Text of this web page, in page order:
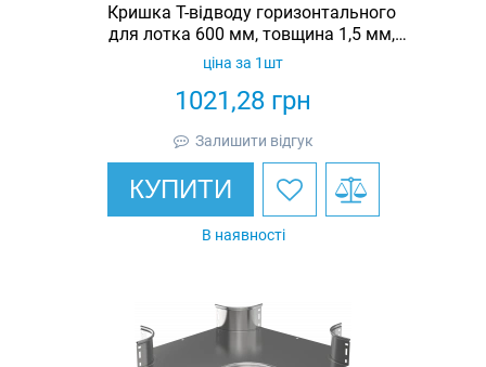
Кришка Т-відводу горизонтального
для лотка 600 мм, товщина 1,5 мм,
гарячеоцинкована, Eurotray
1021,28 грн
ціна за 1шт
Залишити відгук
КУПИТИ
В наявності